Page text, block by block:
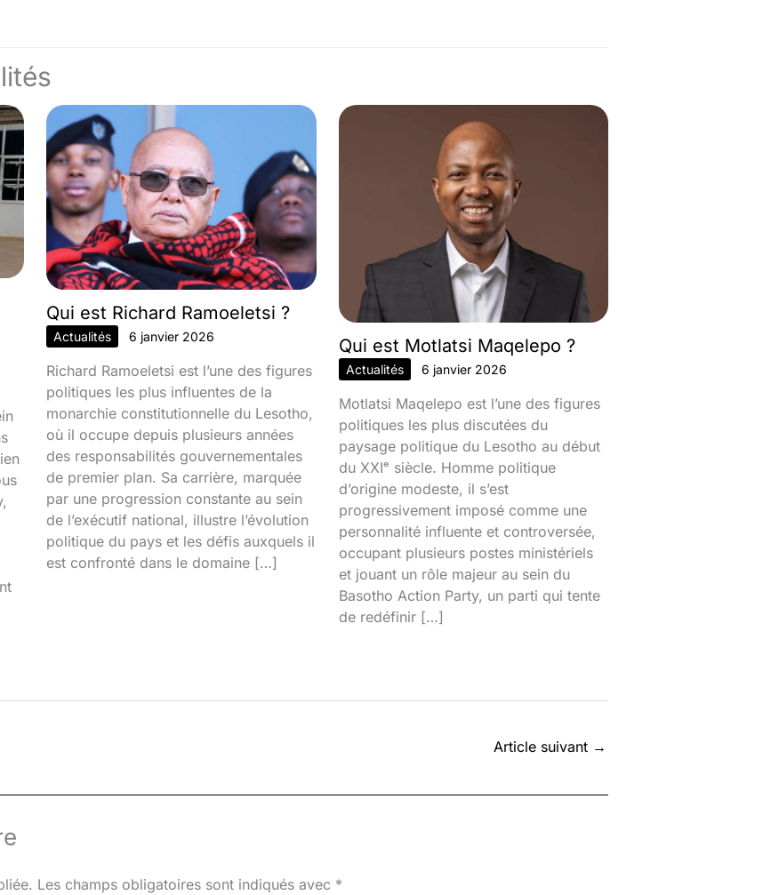
Qui est Richard Ramoeletsi ?
Actualités 6 janvier 2026
Richard Ramoeletsi est l’une des figures
politiques les plus influentes de la
monarchie constitutionnelle du Lesotho,
où il occupe depuis plusieurs années
des responsabilités gouvernementales
de premier plan. Sa carrière, marquée
par une progression constante au sein
de l’exécutif national, illustre l’évolution
politique du pays et les défis auxquels il
est confronté dans le domaine […]
Qui est Motlatsi Maqelepo ?
Actualités 6 janvier 2026
Motlatsi Maqelepo est l’une des figures
politiques les plus discutées du
paysage politique du Lesotho au début
du XXIᵉ siècle. Homme politique
d’origine modeste, il s’est
progressivement imposé comme une
personnalité influente et controversée,
occupant plusieurs postes ministériels
et jouant un rôle majeur au sein du
Basotho Action Party, un parti qui tente
de redéfinir […]
Article suivant →
Les champs obligatoires sont indiqués avec *